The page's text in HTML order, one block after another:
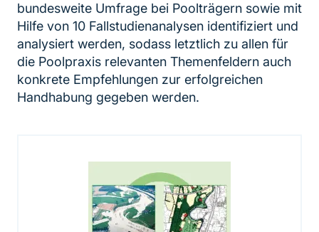
bundesweite Umfrage bei Poolträgern sowie mit
Hilfe von 10 Fallstudienanalysen identifiziert und
analysiert werden, sodass letztlich zu allen für
die Poolpraxis relevanten Themenfeldern auch
konkrete Empfehlungen zur erfolgreichen
Handhabung gegeben werden.